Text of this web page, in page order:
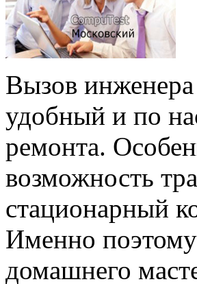
Вызов
удобный и по
ремонта.
возможность
стационарный
Именно
домашнего